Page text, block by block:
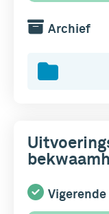
Archief